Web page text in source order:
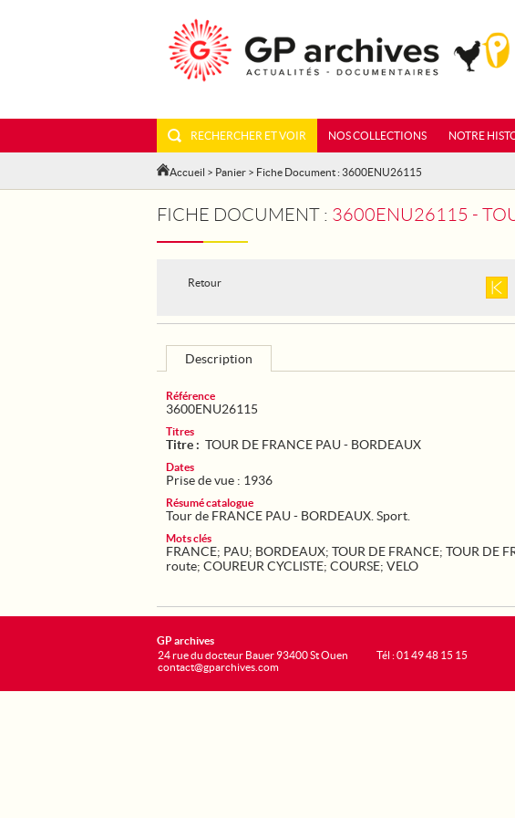
RECHERCHER ET VOIR NOS COLLECTIONS NOTRE
Accueil > Panier > Fiche Document : 3600ENU26115
FICHE DOCUMENT : 3600ENU26115 -
Retour
Description
Référence
3600ENU26115
Titres
Titre : TOUR DE FRANCE PAU - BORDEAUX
Dates
Prise de vue : 1936
Résumé catalogue
Tour de FRANCE PAU - BORDEAUX. Sport.
Mots clés
FRANCE; PAU; BORDEAUX; TOUR DE FRANCE; TOUR DE
route; COUREUR CYCLISTE; COURSE; VELO
GP archives
24 rue du docteur Bauer 93400 St Ouen
contact@gparchives.com
Tél : 01 49 48 15 15